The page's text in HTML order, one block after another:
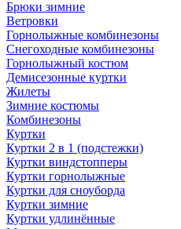
Брюки зимние
Ветровки
Горнолыжные комбинезоны
Снегоходные комбинезоны
Горнолыжный костюм
Демисезонные куртки
Жилеты
Зимние костюмы
Комбинезоны
Куртки
Куртки 2 в 1 (подстежки)
Куртки виндстопперы
Куртки горнолыжные
Куртки для сноуборда
Куртки зимние
Куртки удлинённые